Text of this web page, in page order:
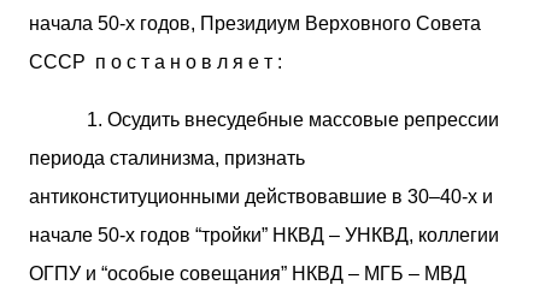
начала 50-х годов, Президиум Верховного Совета
СССР п о с т а н о в л я е т :
1. Осудить внесудебные массовые репрессии
периода сталинизма, признать
антиконституционными действовавшие в 30–40-х и
начале 50-х годов “тройки” НКВД – УНКВД, коллегии
ОГПУ и “особые совещания” НКВД – МГБ – МВД